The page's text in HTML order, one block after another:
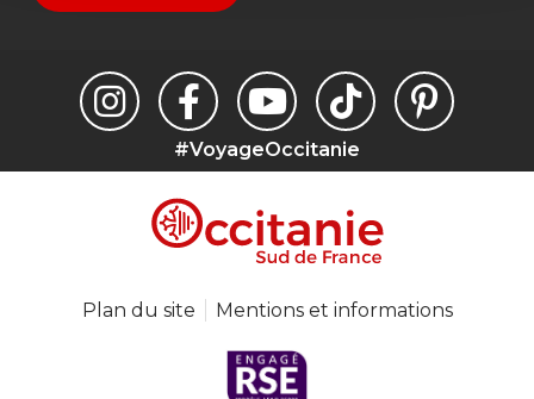
#VoyageOccitanie
Plan du site Mentions et informations